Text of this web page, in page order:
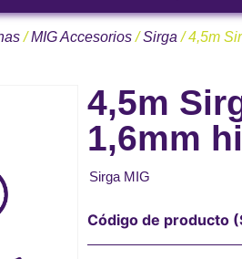
/MIG Accesorios/Sirga / 4,5m
4,5m
1,6mm
Sirga MIG
Código de producto